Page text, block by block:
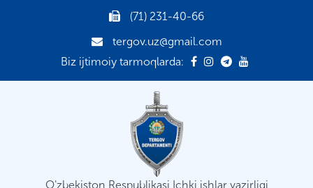
(71) 231-40-66
tergov.uz@gmail.com
Biz ijtimoiy tarmoqlarda:
O'zbekiston Respublikasi Ichki ishlar vazirligi